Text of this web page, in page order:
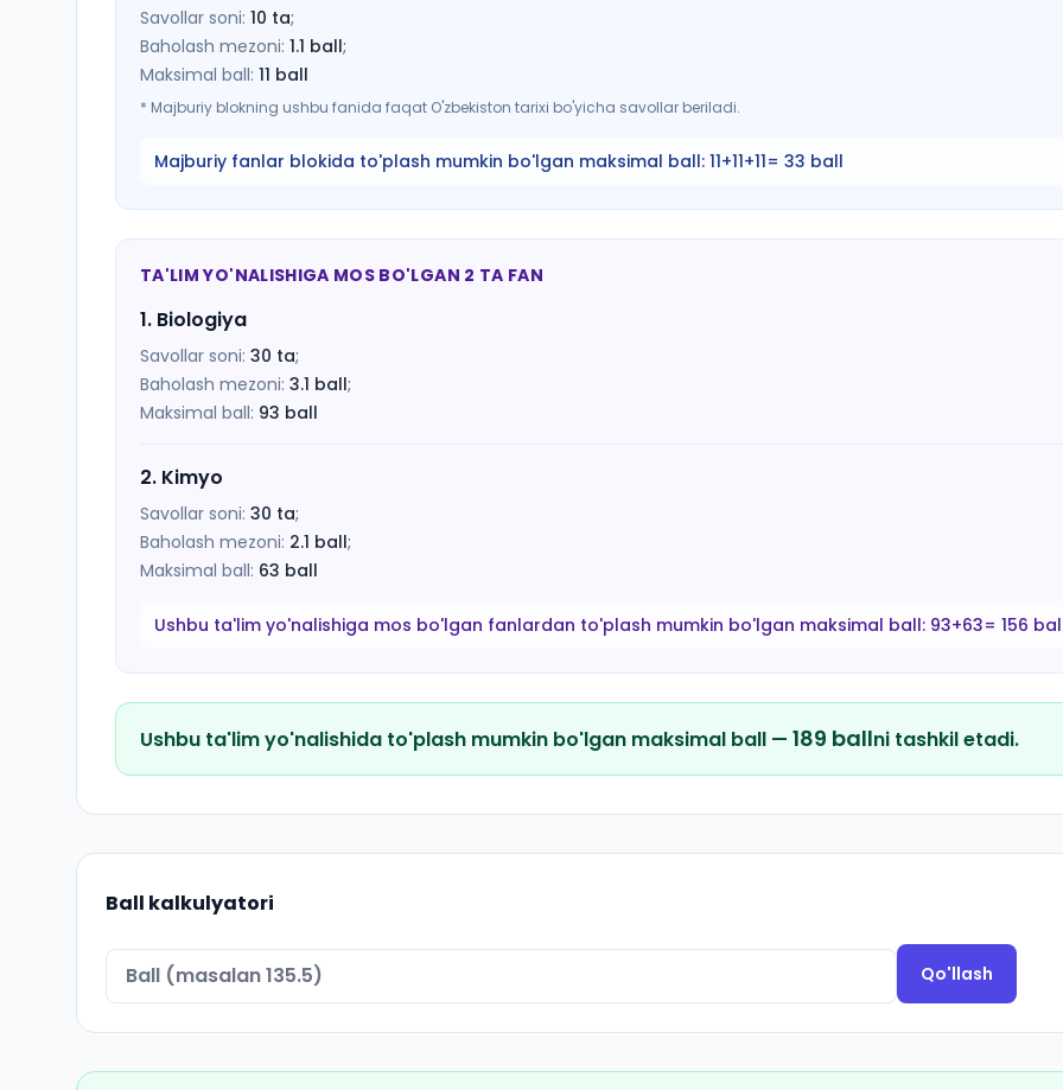
Savollar soni: 10 ta;
Baholash mezoni: 1.1 ball;
Maksimal ball: 11 ball
* Majburiy blokning ushbu fanida faqat O'zbekiston tarixi bo'yicha savollar beriladi.
Majburiy fanlar blokida to'plash mumkin bo'lgan maksimal ball: 11+11+11= 33 ball
TA'LIM YO'NALISHIGA MOS BO'LGAN 2 TA FAN
1. Biologiya
Savollar soni: 30 ta;
Baholash mezoni: 3.1 ball;
Maksimal ball: 93 ball
2. Kimyo
Savollar soni: 30 ta;
Baholash mezoni: 2.1 ball;
Maksimal ball: 63 ball
Ushbu ta'lim yo'nalishiga mos bo'lgan fanlardan to'plash mumkin bo'lgan maksimal ball: 93+63= 156
Ushbu ta'lim yo'nalishida to'plash mumkin bo'lgan maksimal ball — 189 ballni tashkil etadi.
Ball kalkulyatori
Qo'llash